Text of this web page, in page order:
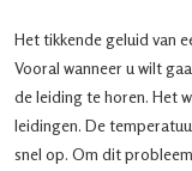
Het tikkende geluid van
Vooral wanneer u wilt
de leiding te horen. Het
leidingen. De
snel op. Om dit